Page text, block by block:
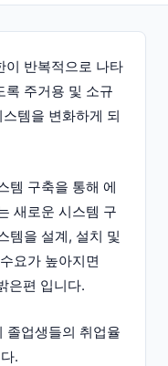
이 반복적으로 나타
록 주거용 및 소규
템을 변화하게 되
템 구축을 통해 에
새로운 시스템 구
템을 설계, 설치 및
요가 높아지면
은편 입니다.
졸업생들의 취업율
.